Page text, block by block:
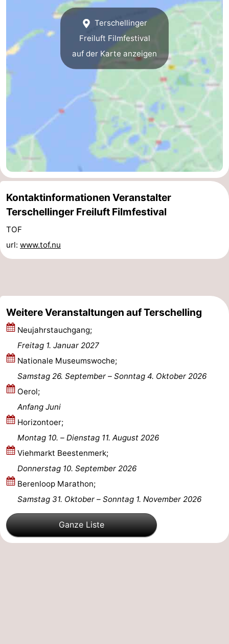
Route
Reisebuchshop
Medizin
Adressen
Region
Friesland
-
Leeuwarden
Watteninseln
-
Ameland
-
Vlieland
-
Wetter
Kontakt
Terschellinger
Freiluft Filmfestival
auf der Karte anzeigen
Kontaktinformationen Veranstalter
Terschellinger Freiluft Filmfestival
TOF
url: www.tof.nu
Weitere Veranstaltungen auf Terschelling
Neujahrstauchgang;
Freitag 1. Januar 2027
Nationale Museumswoche;
Samstag 26. September –
Sonntag 4. Oktober 2026
Oerol;
Anfang Juni
Horizontoer;
Montag 10. – Dienstag 11. August 2026
Viehmarkt Beestenmerk;
Donnerstag 10. September 2026
Berenloop Marathon;
Samstag 31. Oktober – Sonntag 1. November 2026
Ganze Liste